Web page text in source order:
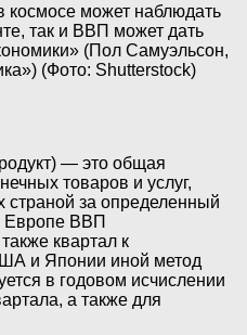
космосе может наблюдать
так и ВВП может дать
(Пол Самуэльсон,
(Фото: Shutterstock)
— это общая
товаров и услуг,
за определенный
Европе ВВП
квартал к
и Японии иной метод
в годовом исчислении
а также для